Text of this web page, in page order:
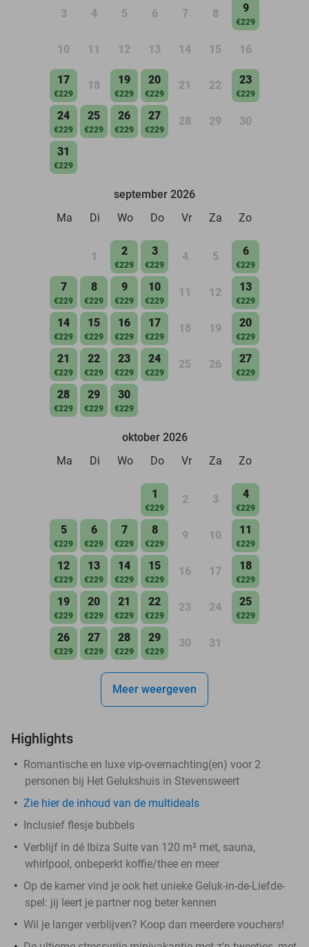
3 4 5 6 7 8 9
€229
10 11 12 13 14 15 16
17
€229
18 19
€229
20
€229
21 22 23
€229
24
€229
25
€229
26
€229
27
€229
28 29 30
31
€229
september 2026
Ma
Di Wo Do Vr Za Zo
1 2
€229
3
€229
4 5 6
€229
7
€229
8
€229
9
€229
10
€229
11 12 13
€229
14
€229
15
€229
16
€229
17
€229
18 19 20
€229
21
€229
22
€229
23
€229
24
€229
25 26 27
€229
28
€229
29
€229
30
€229
oktober 2026
Ma
Di Wo Do Vr Za Zo
1
€229
2 3 4
€229
5
€229
6
€229
7
€229
8
€229
9 10 11
€229
12
€229
13
€229
14
€229
15
€229
16 17 18
€229
19
€229
20
€229
21
€229
22
€229
23 24 25
€229
26
€229
27
€229
28
€229
29
€229
30 31
Meer weergeven
Highlights
Romantische en luxe vip-overnachting(en) voor 2
personen bij Het Gelukshuis in Stevensweert
Zie hier de inhoud van de multideals
Inclusief flesje bubbels
Verblijf in dé Ibiza Suite van 120 m² met, sauna,
whirlpool, onbeperkt koffie/thee en meer
Op de kamer vind je ook het unieke Geluk-in-de-Liefde-
spel: jij leert je partner nog beter kennen
Wil je langer verblijven? Koop dan meerdere vouchers!